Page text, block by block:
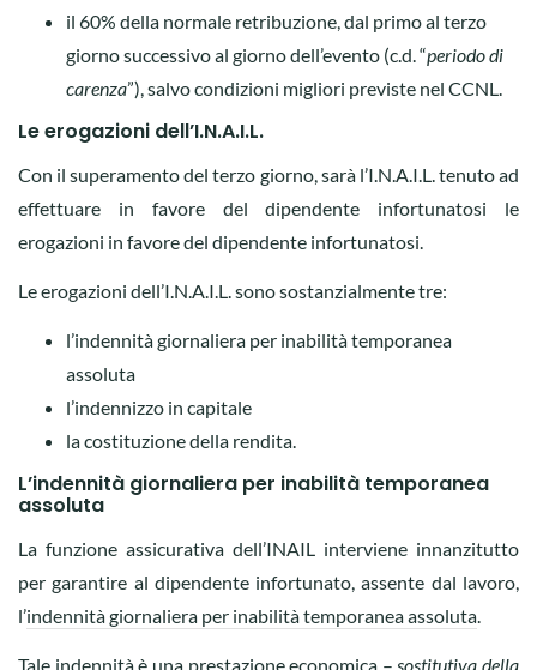
il 60% della normale retribuzione, dal primo al terzo
giorno successivo al giorno dell’evento (c.d. “periodo di
carenza”), salvo condizioni migliori previste nel CCNL.
Le erogazioni dell’I.N.A.I.L.
Con il superamento del terzo giorno, sarà l’I.N.A.I.L. tenuto ad
effettuare in favore del dipendente infortunatosi le
erogazioni in favore del dipendente infortunatosi.
Le erogazioni dell’I.N.A.I.L. sono sostanzialmente tre:
l’indennità giornaliera per inabilità temporanea
assoluta
l’indennizzo in capitale
la costituzione della rendita.
L’indennità giornaliera per inabilità temporanea
assoluta
La funzione assicurativa dell’INAIL interviene innanzitutto
per garantire al dipendente infortunato, assente dal lavoro,
l’indennità giornaliera per inabilità temporanea assoluta.
Tale indennità è una prestazione economica –sostitutiva della